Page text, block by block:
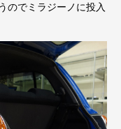
のでミラジーノに投入